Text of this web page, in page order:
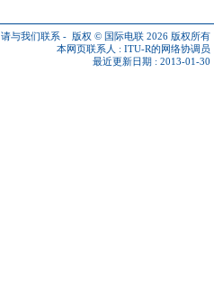
请与我们联系 - 版权 © 国际电联 2026 版权所有
本网页联系人 : ITU-R的网络协调员
最近更新日期 : 2013-01-30